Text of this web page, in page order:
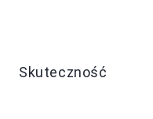
Skuteczność